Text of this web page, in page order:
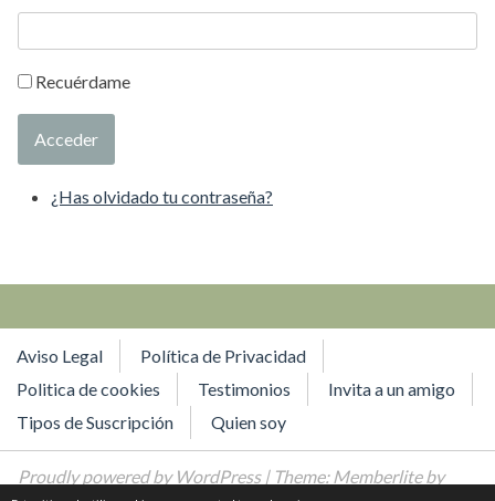
Recuérdame
Acceder
¿Has olvidado tu contraseña?
Aviso Legal
Política de Privacidad
Politica de cookies
Testimonios
Invita a un amigo
Tipos de Suscripción
Quien soy
Proudly powered by WordPress| Theme: Memberlite by